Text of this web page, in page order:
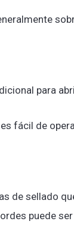
para
fácil de
de sellado
puede